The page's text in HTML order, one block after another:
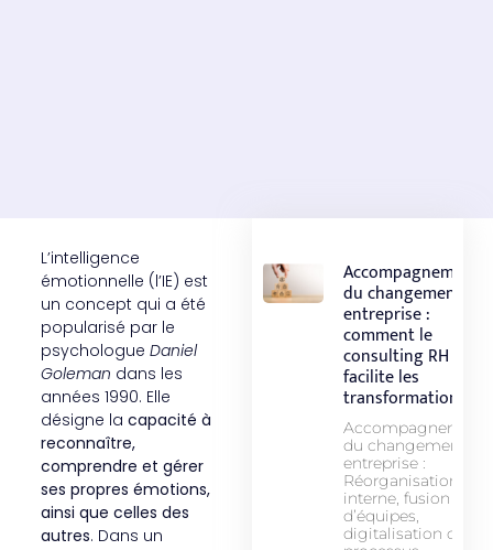
L’intelligence
émotionnelle (l’IE) est
un concept qui a été
popularisé par le
psychologue Daniel
Goleman dans les
années 1990. Elle
désigne la capacité à
reconnaître,
comprendre et gérer
ses propres émotions,
ainsi que celles des
autres. Dans un
Accompagnement
du changement en
entreprise :
comment le
consulting RH
facilite les
transformations
Accompagnement
du changement en
entreprise :
Réorganisation
interne, fusion
d’équipes,
digitalisation des